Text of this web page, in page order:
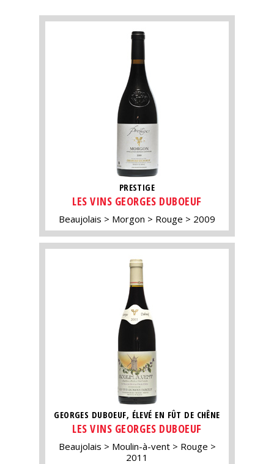
Magazine
PRESTIGE
LES VINS GEORGES DUBOEUF
Beaujolais Morgon Rouge 2009
GEORGES DUBOEUF, ÉLEVÉ EN FÛT DE CHÊNE
LES VINS GEORGES DUBOEUF
Beaujolais Moulin-à-vent
Rouge
2011